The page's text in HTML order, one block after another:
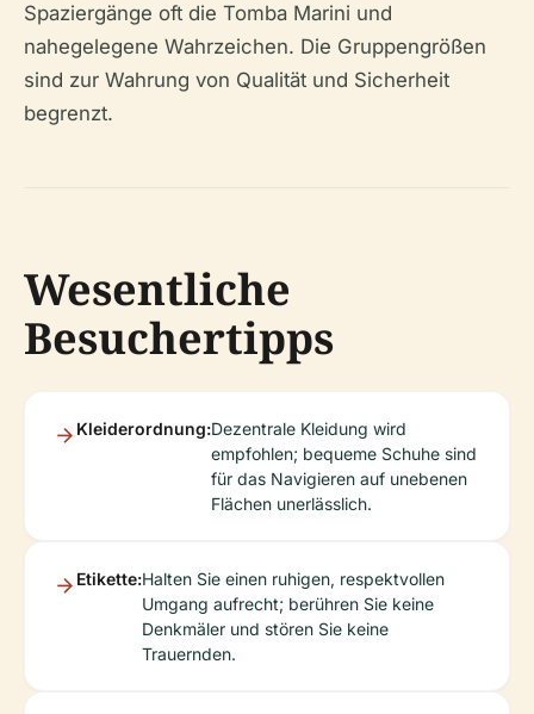
Spaziergänge oft die Tomba Marini und
nahegelegene Wahrzeichen. Die Gruppengrößen
sind zur Wahrung von Qualität und Sicherheit
begrenzt.
Wesentliche
Besuchertipps
Kleiderordnung:Dezentrale Kleidung wird
empfohlen; bequeme Schuhe sind
für das Navigieren auf unebenen
Flächen unerlässlich.
Etikette:Halten Sie einen ruhigen, respektvollen
Umgang aufrecht; berühren Sie keine
Denkmäler und stören Sie keine
Trauernden.